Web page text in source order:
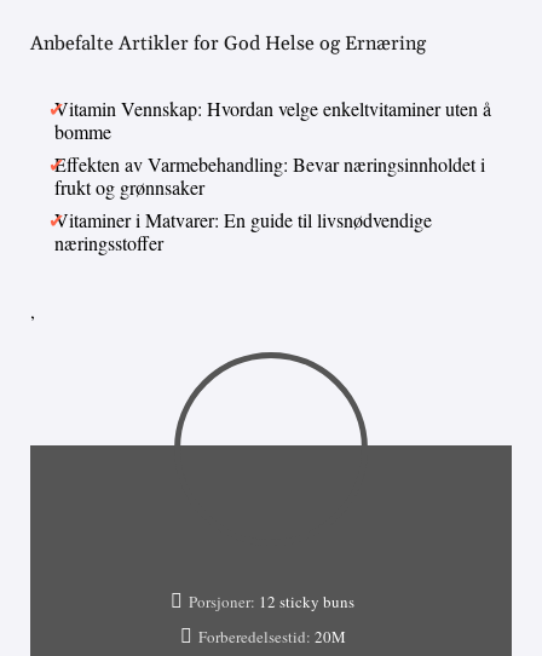
Anbefalte Artikler for God Helse og Ernæring
Vitamin Vennskap: Hvordan velge enkeltvitaminer uten å
bomme
Effekten av Varmebehandling: Bevar næringsinnholdet i
frukt og grønnsaker
Vitaminer i Matvarer: En guide til livsnødvendige
næringsstoffer
,
Porsjoner: 12 sticky buns
Forberedelsestid: 20M